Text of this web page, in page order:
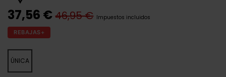
37,56 €46,95 € Impuestos incluidos
REBAJAS+
ÚNICA